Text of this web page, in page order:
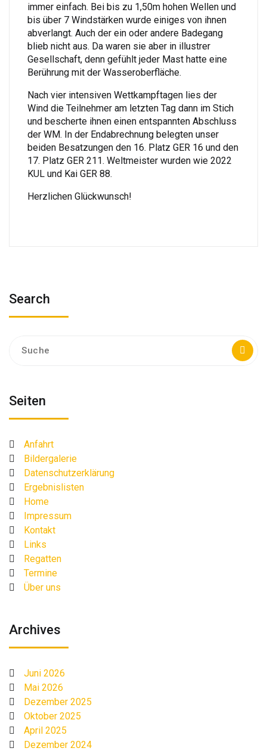
immer einfach. Bei bis zu 1,50m hohen Wellen und
bis über 7 Windstärken wurde einiges von ihnen
abverlangt. Auch der ein oder andere Badegang
blieb nicht aus. Da waren sie aber in illustrer
Gesellschaft, denn gefühlt jeder Mast hatte eine
Berührung mit der Wasseroberfläche.
Nach vier intensiven Wettkampftagen lies der
Wind die Teilnehmer am letzten Tag dann im Stich
und bescherte ihnen einen entspannten Abschluss
der WM. In der Endabrechnung belegten unser
beiden Besatzungen den 16. Platz GER 16 und den
17. Platz GER 211. Weltmeister wurden wie 2022
KUL und Kai GER 88.
Herzlichen Glückwunsch!
Search
nach:
Seiten
Anfahrt
Bildergalerie
Datenschutzerklärung
Ergebnislisten
Home
Impressum
Kontakt
Links
Regatten
Termine
Über uns
Archives
Juni 2026
Mai 2026
Dezember 2025
Oktober 2025
April 2025
Dezember 2024